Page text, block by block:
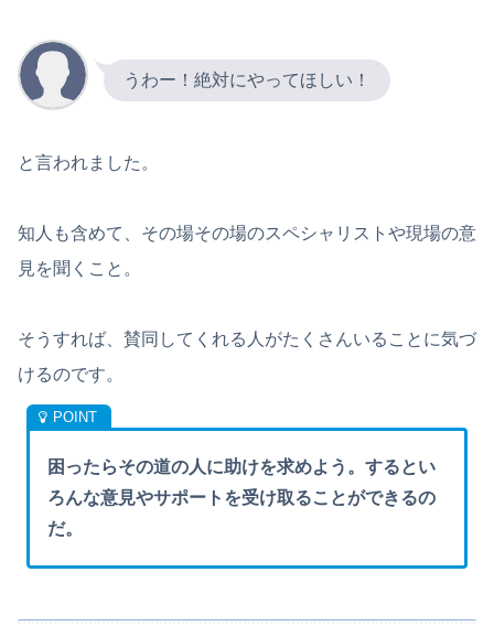
うわー！絶対にやってほしい！
と言われました。
知人も含めて、その場その場のスペシャリストや現場の意
見を聞くこと。
そうすれば、賛同してくれる人がたくさんいることに気づ
けるのです。
困ったらその道の人に助けを求めよう。するとい
ろんな意見やサポートを受け取ることができるの
だ。